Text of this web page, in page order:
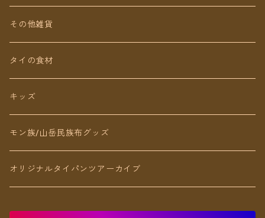
Baby&Kids
キッズ
ピアス（イヤリング）
ネックレス
リング
ブレスレット
アンクレット
その他雑貨
タイの食材
キッズ
モン族/山岳民族布グッズ
オリジナルタイパンツアーカイブ